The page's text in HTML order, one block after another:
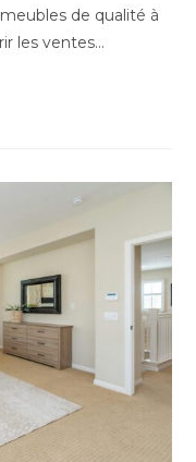
de qualité à
les ventes…